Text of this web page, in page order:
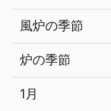
風炉の季節
炉の季節
1月